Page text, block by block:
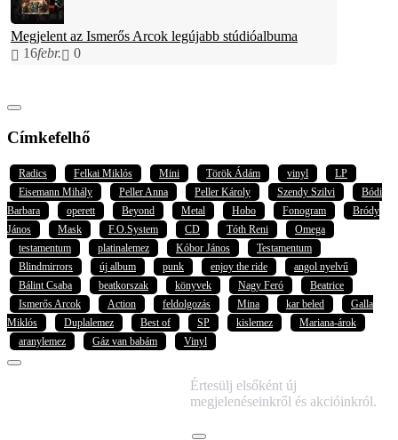
Megjelent az Ismerős Arcok legújabb stúdióalbuma
16febr. 0
Címkefelhő
Radics Felkai Miklós Mini Török Ádám vinyl
LP
Eisemann Mihály
Peller Anna Peller Károly Szendy Szilvi
Bódi
Barbara
operett Beyond Metal Hobo Fonogram
Bródy
János
Mask F.O.System CD Tóth Reni
Omega
testamentum
platinalemez Kóbor János
Testamentum
Blindmirrors
új album punk enjoy the ride
angol nyelvű
Bálint Csaba
beatkorszak könyvek Nagy Feró
Beatrice
Ismerős Arcok
Action feldolgozás Mina kar beled
Galla
Miklós
Duplalemez Best of SP kislemez
Mariana-árok
aranylemez
Gáz van babám Vinyl
Értesülj elsőként új
megjelenéseinkről és akcióinkról.